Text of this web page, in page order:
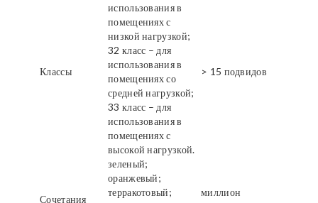
Классы
использования в
помещениях с
низкой нагрузкой;
32 класс – для
использования в
помещениях со
средней нагрузкой;
33 класс – для
использования в
помещениях с
высокой нагрузкой.
> 15 подвидов
Сочетания
зеленый;
оранжевый;
терракотовый;
миллион